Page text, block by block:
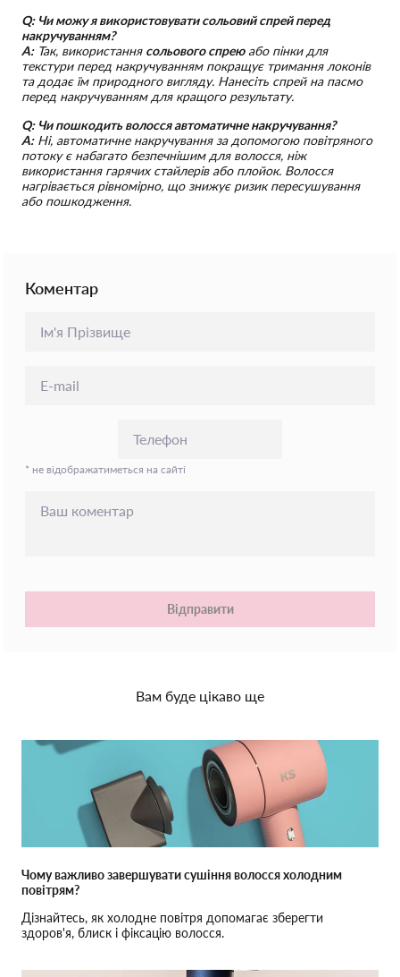
Q: Чи можу я використовувати сольовий спрей перед
накручуванням?
A:Так, використання сольового спреюабо пінки для
текстури перед накручуванням покращує тримання локонів
та додає їм природного вигляду. Нанесіть спрей на пасмо
перед накручуванням для кращого результату.
Q: Чи пошкодить волосся автоматичне накручування?
A:Ні, автоматичне накручування за допомогою повітряного
потоку є набагато безпечнішим для волосся, ніж
використання гарячих стайлерів або плойок. Волосся
нагрівається рівномірно, що знижує ризик пересушування
або пошкодження.
Коментар
* не відображатиметься на сайті
Відправити
Вам буде цікаво ще
Чому важливо завершувати сушіння волосся холодним
повітрям?
Дізнайтесь, як холодне повітря допомагає зберегти
здоров'я, блиск і фіксацію волосся.